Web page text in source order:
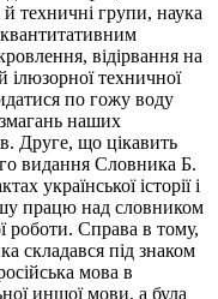
техничні групи, наука
відірвання на
техничної
по гожу воду
наших
Друге, що цікавить
видання Словника Б.
української історії і
працю над словником
роботи. Справа в тому,
складався під знаком
мова в
иншої мови, а була